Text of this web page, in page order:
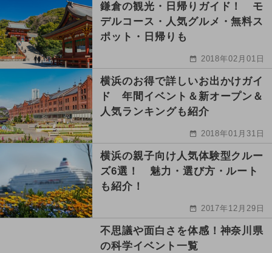
鎌倉の観光・日帰りガイド！ モ
デルコース・人気グルメ・無料ス
ポット・日帰りも
2018年02月01日
横浜のお得で詳しいお出かけガイ
ド 年間イベント＆新オープン＆
人気ランキングも紹介
2018年01月31日
横浜の親子向け人気体験型クルー
ズ6選！ 魅力・選び方・ルート
も紹介！
2017年12月29日
不思議や面白さを体感！神奈川県
の科学イベント一覧